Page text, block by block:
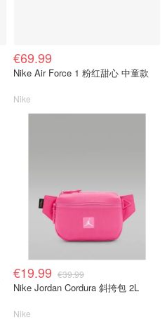
€69.99
Nike Air Force 1 粉红甜心 中童款
Nike
€19.99 €39.99
Nike Jordan Cordura 斜挎包 2L
Nike